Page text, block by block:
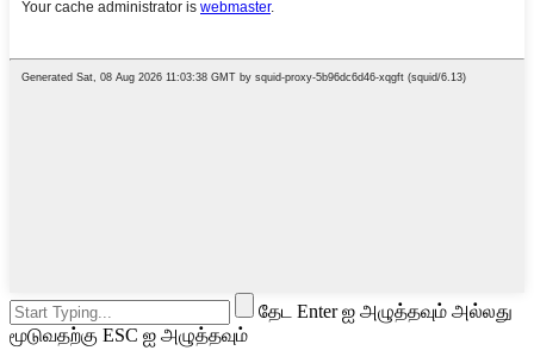
தேட Enter ஐ அழுத்தவும் அல்லது
மூடுவதற்கு ESC ஐ அழுத்தவும்